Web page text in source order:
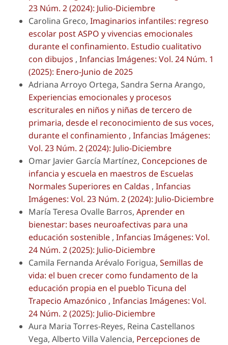
23 Núm. 2 (2024): Julio-Diciembre
Carolina Greco, Imaginarios infantiles: regreso
escolar post ASPO y vivencias emocionales
durante el confinamiento. Estudio cualitativo
con dibujos , Infancias Imágenes: Vol. 24 Núm. 1
(2025): Enero-Junio de 2025
Adriana Arroyo Ortega, Sandra Serna Arango,
Experiencias emocionales y procesos
escriturales en niños y niñas de tercero de
primaria, desde el reconocimiento de sus voces,
durante el confinamiento , Infancias Imágenes:
Vol. 23 Núm. 2 (2024): Julio-Diciembre
Omar Javier García Martínez, Concepciones de
infancia y escuela en maestros de Escuelas
Normales Superiores en Caldas , Infancias
Imágenes: Vol. 23 Núm. 2 (2024): Julio-Diciembre
María Teresa Ovalle Barros, Aprender en
bienestar: bases neuroafectivas para una
educación sostenible , Infancias Imágenes: Vol.
24 Núm. 2 (2025): Julio-Diciembre
Camila Fernanda Arévalo Forigua, Semillas de
vida: el buen crecer como fundamento de la
educación propia en el pueblo Ticuna del
Trapecio Amazónico , Infancias Imágenes: Vol.
24 Núm. 2 (2025): Julio-Diciembre
Aura Maria Torres-Reyes, Reina Castellanos
Vega, Alberto Villa Valencia, Percepciones de